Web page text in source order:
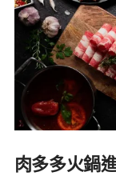
肉多多火鍋